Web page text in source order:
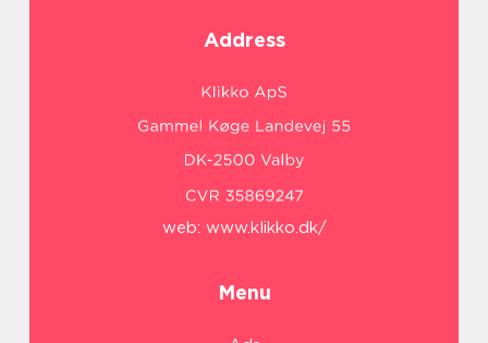
Address
web: www.klikko.dk/
Menu